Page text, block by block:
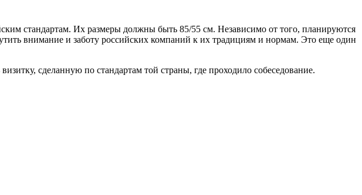
стандартам. Их размеры должны быть 85/55 см. Независимо от того, планируются
внимание и заботу российских компаний к их традициям и нормам. Это еще один
сделанную по стандартам той страны, где проходило собеседование.